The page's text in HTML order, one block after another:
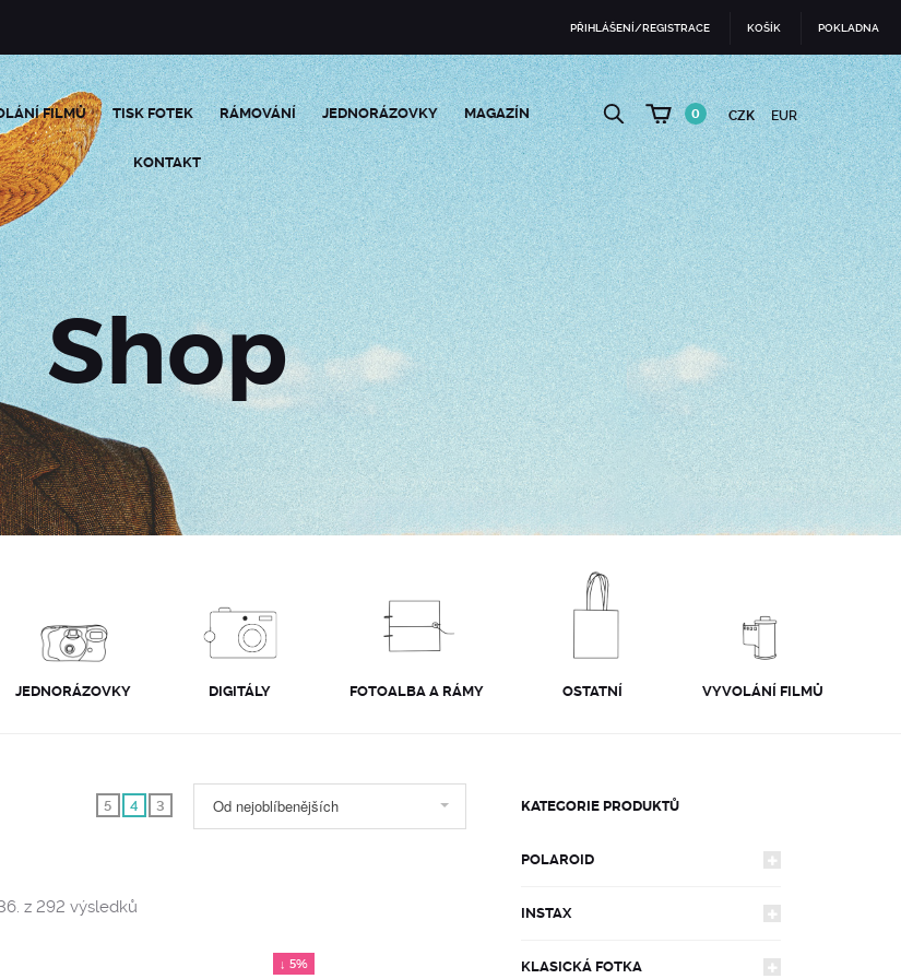
PŘIHLÁŠENÍ/REGISTRACE KOŠÍK POKLADNA
FILMŮ TISK FOTEK RÁMOVÁNÍ JEDNORÁZOVKY MAGAZÍN
KONTAKT
0 CZK EUR
Shop
JEDNORÁZOVKY DIGITÁLY FOTOALBA A RÁMY OSTATNÍ VYVOLÁNÍ FILMŮ
5 4 3 Od nejoblíbenějších
z 292 výsledků
↓ 5%
KATEGORIE PRODUKTŮ
POLAROID
FOTOAPARÁTY
600
INSTAX
FOTOAPARÁTY
KLASICKÁ FOTKA